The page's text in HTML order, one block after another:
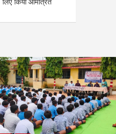
लिए किया आमंत्रित